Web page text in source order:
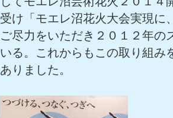
受け「モエレ沼花火大会実現に
ご尽力をいただき２０１２年の
いる。これからもこの取り組み
ありました。